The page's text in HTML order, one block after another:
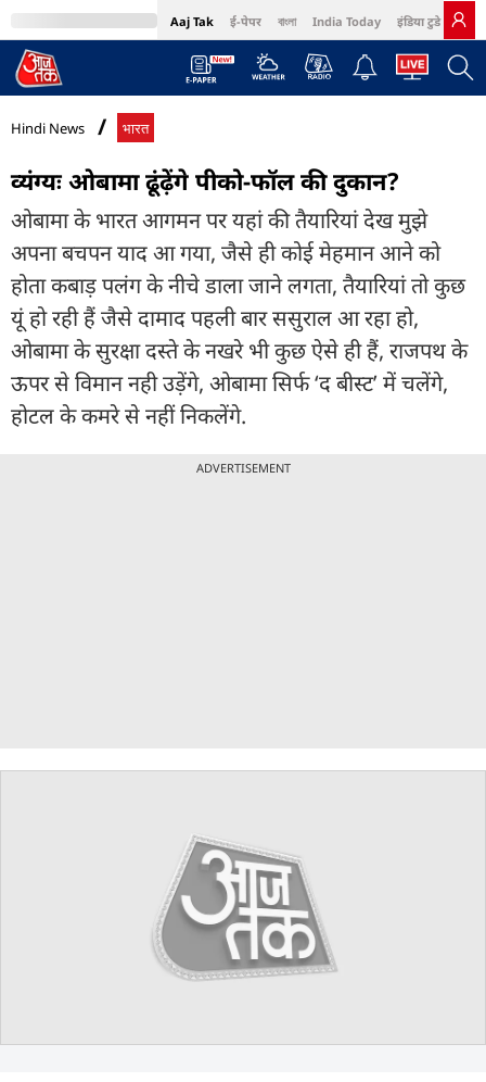
Aaj Tak ई-पेपर বাংলা India Today इंडिया टुडे हिंदी
MumbaiTak Cosmopolitan Harper's Bazaar Northeast
Hindi News भारत
व्यंग्यः ओबामा ढूंढ़ेंगे पीको-फॉल की दुकान?
ओबामा के भारत आगमन पर यहां की तैयारियां देख मुझे
अपना बचपन याद आ गया, जैसे ही कोई मेहमान आने को
होता कबाड़ पलंग के नीचे डाला जाने लगता, तैयारियां तो कुछ
यूं हो रही हैं जैसे दामाद पहली बार ससुराल आ रहा हो,
ओबामा के सुरक्षा दस्ते के नखरे भी कुछ ऐसे ही हैं, राजपथ के
ऊपर से विमान नही उड़ेंगे, ओबामा सिर्फ ‘द बीस्ट’ में चलेंगे,
होटल के कमरे से नहीं निकलेंगे.
ADVERTISEMENT